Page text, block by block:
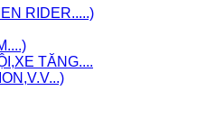
RIDER.....)
TĂNG....